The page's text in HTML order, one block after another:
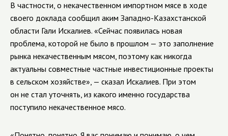
В частности, о некачественном импортном мясе в ходе
своего доклада сообщил аким Западно-Казахстанской
области Гали Искалиев. «Сейчас появилась новая
проблема, которой не было в прошлом — это заполнение
рынка некачественным мясом, поэтому как никогда
актуальны совместные частные инвестиционные проекты
в сельском хозяйстве», — сказал Искалиев. При этом
он не стал уточнять, из какого именно государства
поступило некачественное мясо.